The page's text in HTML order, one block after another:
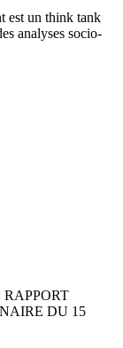
est un think tank
analyses socio-
RAPPORT
DU 15